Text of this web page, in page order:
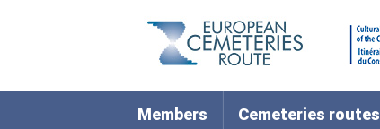
Members Cemeteries routes